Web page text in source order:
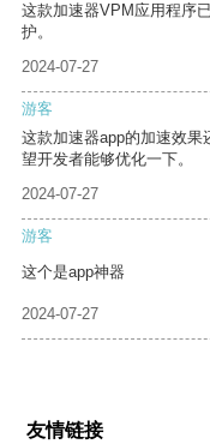
这款加速器VPM应用程序
护。
2024-07-27
游客
这款加速器app的加速效
望开发者能够优化一下。
2024-07-27
游客
这个是app神器
2024-07-27
友情链接